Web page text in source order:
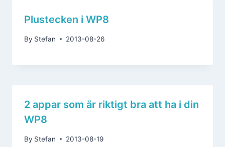
Plustecken i WP8
By Stefan 2013-08-26
2 appar som är riktigt bra att ha i din
WP8
By Stefan 2013-08-19